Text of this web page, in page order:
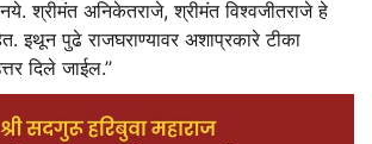
श्रीमंत अनिकेतराजे, श्रीमंत विश्‍वजीतराजे हे
पुढे राजघराण्यावर अशाप्रकारे टीका
दिले जाईल.’’